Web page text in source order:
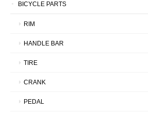
BICYCLE PARTS
RIM
HANDLE BAR
TIRE
CRANK
PEDAL